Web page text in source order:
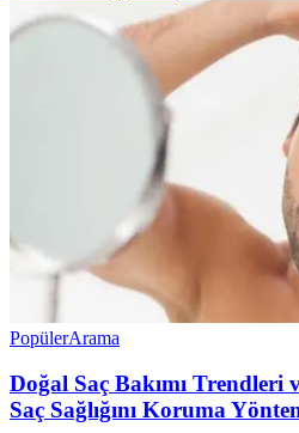
PopülerArama
Doğal Saç Bakımı Trendleri
Saç Sağlığını Koruma